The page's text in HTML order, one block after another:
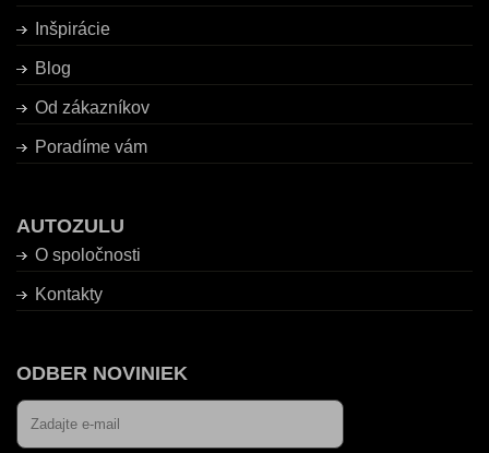
Inšpirácie
Blog
Od zákazníkov
Poradíme vám
AUTOZULU
O spoločnosti
Kontakty
ODBER NOVINIEK